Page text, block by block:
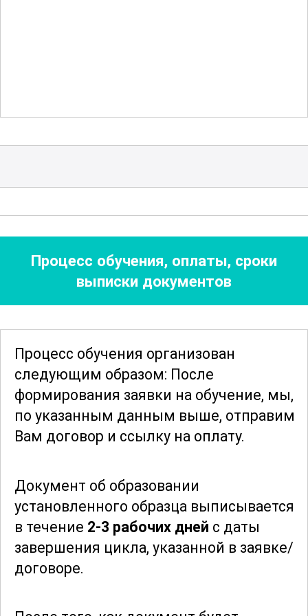
различным условиям производства, что
Овладев навыками клеймовщика
горячего металла, участники смогут
эффективно работать на предприятиях
металлургической отрасли,
обеспечивая высокое качество
нормативным требованиям. В ходе
обучения рассматриваются как
традиционные, так и современные
методы клеймения, что позволяет
выпускникам оставаться
конкурентоспособными на рынке
слушателей, от новичков до опытных
специалистов, желающих углубить свои
знания и повысить квалификацию.
Благодаря обширному охвату тем,
Процесс обучения, оплаты, сроки
выписки документов
Процесс обучения организован
следующим образом: После
формирования заявки на обучение, мы,
по указанным данным выше, отправим
Вам договор и ссылку на оплату.
Документ об образовании
установленного образца выписывается
в течение 2-3 рабочих дней с даты
завершения цикла, указанной в заявке/
договоре.